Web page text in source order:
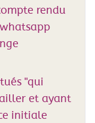
rendu
"qui
et ayant
initiale